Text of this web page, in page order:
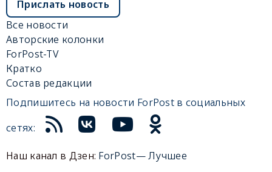
Прислать новость
Все новости
Авторские колонки
ForPost-TV
Кратко
Состав редакции
Подпишитесь на новости ForPost в социальных
сетях:
Наш канал в Дзен: ForPost— Лучшее